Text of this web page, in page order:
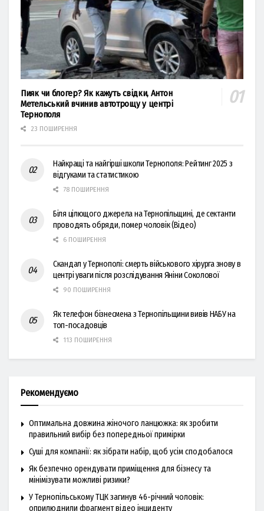
Пияк чи блогер? Як кажуть свідки, Антон
Метельський вчинив автотрощу у центрі
Тернополя
23 ПОШИРЕННЯ
Найкращі та найгірші школи Тернополя: Рейтинг 2025 з
відгуками та статистикою
78 ПОШИРЕННЯ
Біля цілющого джерела на Тернопільщині, де сектанти
проводять обряди, помер чоловік (Відео)
6 ПОШИРЕННЯ
Скандал у Тернополі: смерть військового хірурга знову в
центрі уваги після розслідування Яніни Соколової
90 ПОШИРЕННЯ
Як телефон бізнесмена з Тернопільщини вивів НАБУ на
топ-посадовців
113 ПОШИРЕННЯ
Рекомендуємо
Оптимальна довжина жіночого ланцюжка: як зробити
правильний вибір без попередньої примірки
Суші для компанії: як зібрати набір, щоб усім сподобалося
Як безпечно орендувати приміщення для бізнесу та
мінімізувати можливі ризики?
У Тернопільському ТЦК загинув 46-річний чоловік:
оприлюднили фрагмент відео інциденту